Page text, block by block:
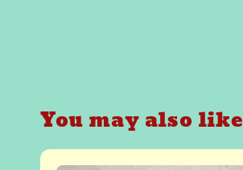
You may also like